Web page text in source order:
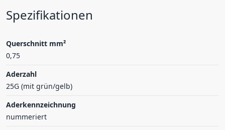
Spezifikationen
Querschnitt mm²
0,75
Aderzahl
25G (mit grün/gelb)
Aderkennzeichnung
nummeriert